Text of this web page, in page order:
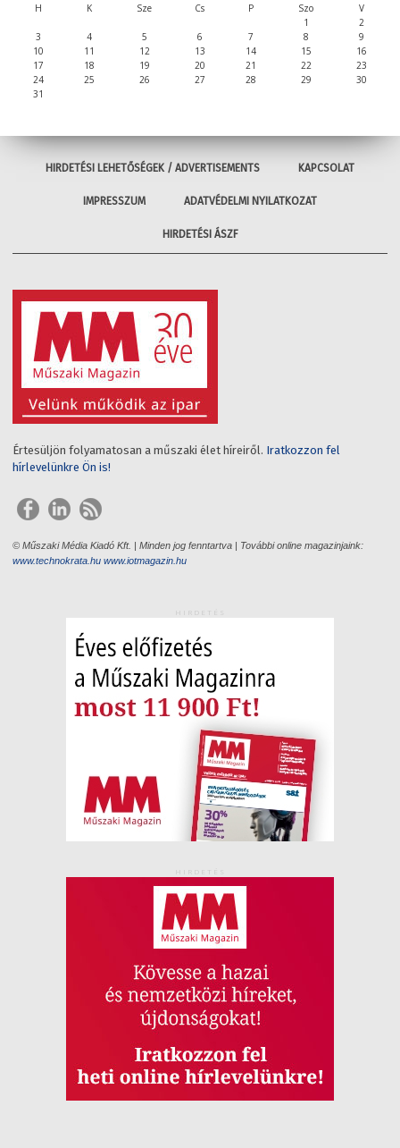
H K Sze Cs P Szo
V
1
2
3
4 5 6 7 8
9
10
11 12 13 14 15
16
17
18 19 20 21 22
23
24
25 26 27 28 29
30
31
HIRDETÉSI LEHETŐSÉGEK / ADVERTISEMENTS KAPCSOLAT
IMPRESSZUM ADATVÉDELMI NYILATKOZAT
HIRDETÉSI ÁSZF
Értesüljön folyamatosan a műszaki élet híreiről. Iratkozzon fel
hírlevelünkre Ön is!
© Műszaki Média Kiadó Kft. | Minden jog fenntartva | További online magazinjaink:
www.technokrata.hu www.iotmagazin.hu
HIRDETÉS
HIRDETÉS